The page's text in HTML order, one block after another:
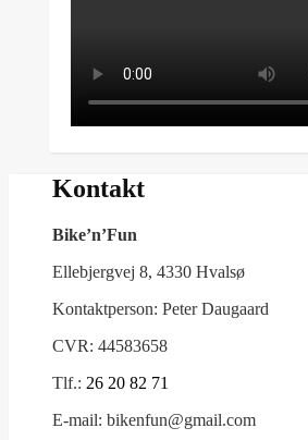
Kontakt
Bike’n’Fun
Ellebjergvej 8, 4330 Hvalsø
Kontaktperson: Peter Daugaard
CVR: 44583658
Tlf.: 26 20 82 71
E-mail: bikenfun@gmail.com